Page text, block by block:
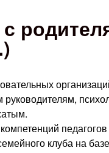
педагогов
клуба на